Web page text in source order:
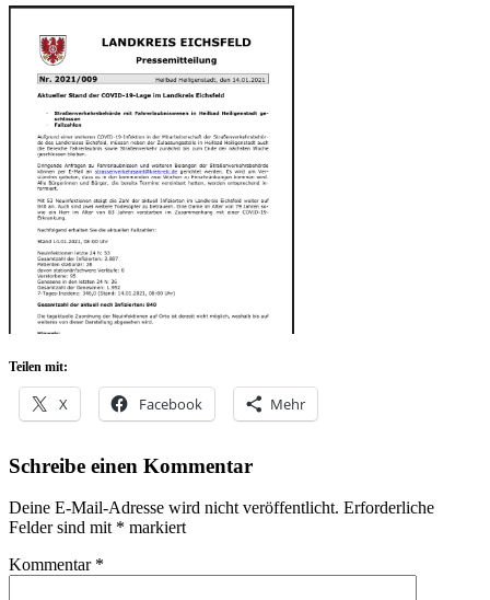
Teilen mit:
X Facebook Mehr
Schreibe einen Kommentar
Deine E-Mail-Adresse wird nicht veröffentlicht. Erforderliche
Felder sind mit * markiert
Kommentar *